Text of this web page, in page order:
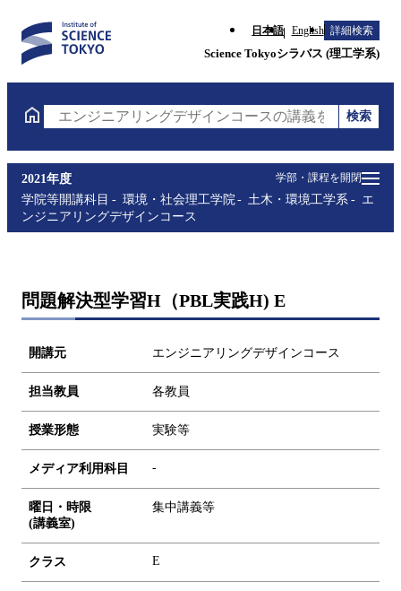
日本語 English 詳細検索
Science Tokyoシラバス (理工学系)
エンジニアリングデザインコースの講義を検索（講
検索
学部・課程を開閉
2021年度
学院等開講科目
環境・社会理工学院 土木・環境工学系
エ
ンジニアリングデザインコース
問題解決型学習H（PBL実践H) E
開講元 エンジニアリングデザインコース
担当教員 各教員
授業形態 実験等
メディア利用科目 -
曜日・時限
(講義室)
集中講義等
クラス E